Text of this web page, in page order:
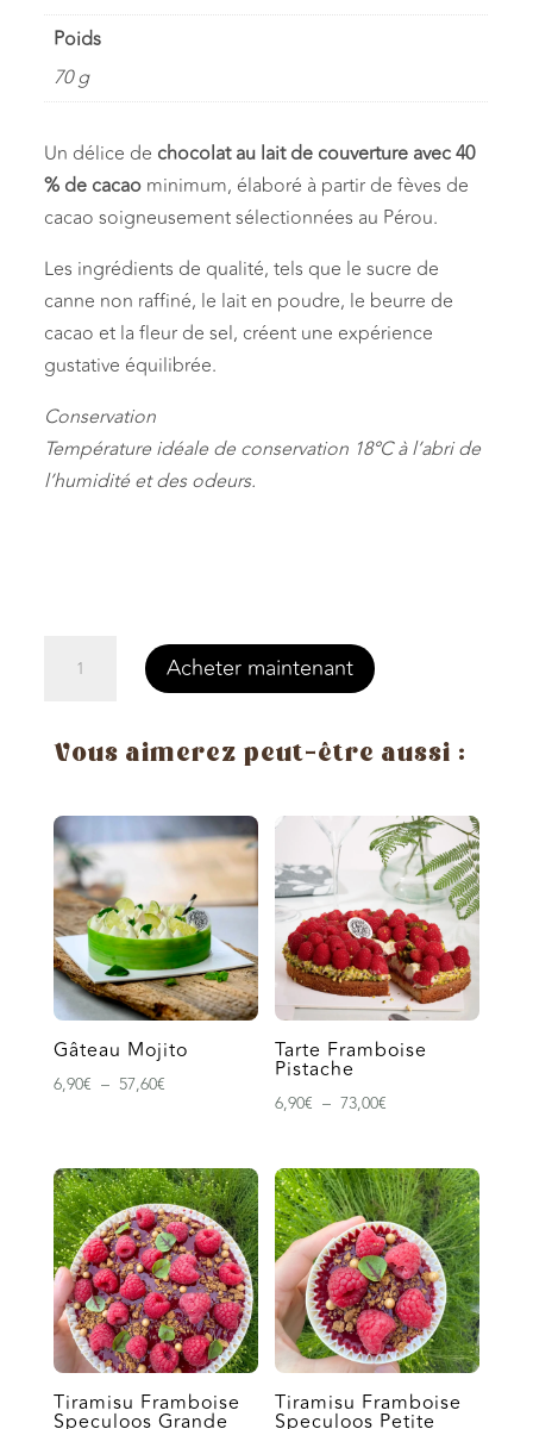
Poids
70 g
Un délice de chocolat au lait de couverture avec 40
% de cacao minimum, élaboré à partir de fèves de
cacao soigneusement sélectionnées au Pérou.
Les ingrédients de qualité, tels que le sucre de
canne non raffiné, le lait en poudre, le beurre de
cacao et la fleur de sel, créent une expérience
gustative équilibrée.
Conservation
Température idéale de conservation 18°C à l’abri de
l’humidité et des odeurs.
Pérou
Acheter maintenant
Vous aimerez peut-être aussi :
Gâteau Mojito
6,90€ – 57,60€Plage
6,90€
à
57,60€
Tarte Framboise
Pistache
6,90€ – 73,00€
prix :
6,90€
à
73,00€
Tiramisu Framboise
Speculoos Grande
Tiramisu Framboise
Speculoos Petite